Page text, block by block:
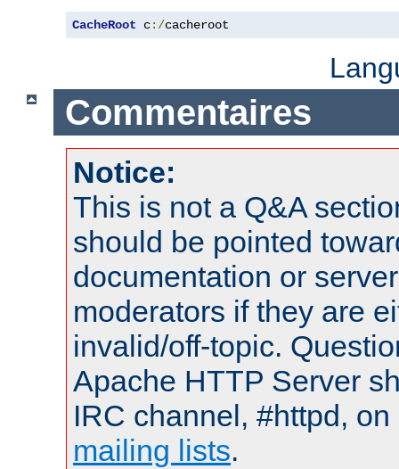
CacheRoot c:/cacheroot
Commentaires
Notice:
This is not a Q&A
should be pointed
documentation or
moderators if they are
invalid/off-topic.
Apache HTTP Server
IRC channel, #httpd,
mailing lists.